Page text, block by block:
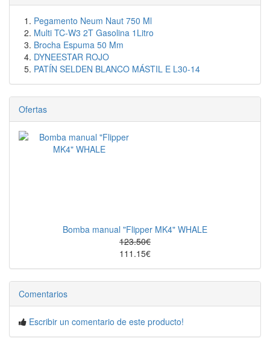
Pegamento Neum Naut 750 Ml
Multi TC-W3 2T Gasolina 1Litro
Brocha Espuma 50 Mm
DYNEESTAR ROJO
PATÍN SELDEN BLANCO MÁSTIL E L30-14
Ofertas
Bomba manual "Flipper MK4" WHALE
123.50€
111.15€
Comentarios
Escribir un comentario de este producto!